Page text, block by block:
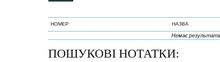
НОМЕР НАЗВА
Немає
ПОШУКОВІ НОТАТКИ: